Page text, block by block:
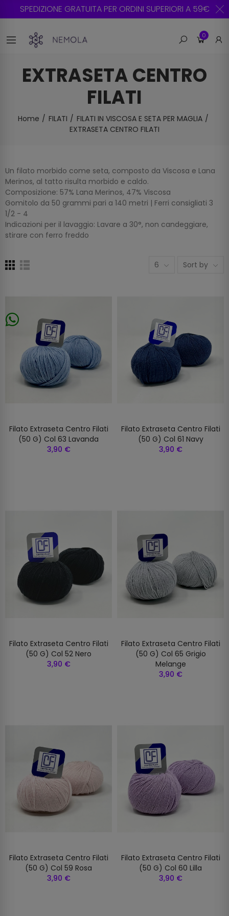
SPEDIZIONE GRATUITA PER ORDINI SUPERIORI A 59€
0
EXTRASETA CENTRO
FILATI
Home FILATI
FILATI IN VISCOSA E SETA PER MAGLIA
EXTRASETA CENTRO FILATI
Un filato morbido come seta, composto da Viscosa e Lana
Merinos, al tatto risulta morbido e caldo.
Composizione: 57% Lana Merinos, 47% Viscosa
Gomitolo da 50 grammi pari a 140 metri | Ferri consigliati 3
1/2 - 4
Indicazioni per il lavaggio: Lavare a 30°, non candeggiare,
stirare con ferro freddo
6 Sort by
Filato Extraseta Centro Filati
(50 G) Col 63 Lavanda
3,90 €
Filato Extraseta Centro Filati
(50 G) Col 61 Navy
3,90 €
Filato Extraseta Centro Filati
(50 G) Col 52 Nero
3,90 €
Filato Extraseta Centro Filati
(50 G) Col 65 Grigio
Melange
3,90 €
Filato Extraseta Centro Filati
(50 G) Col 59 Rosa
3,90 €
Filato Extraseta Centro Filati
(50 G) Col 60 Lilla
3,90 €